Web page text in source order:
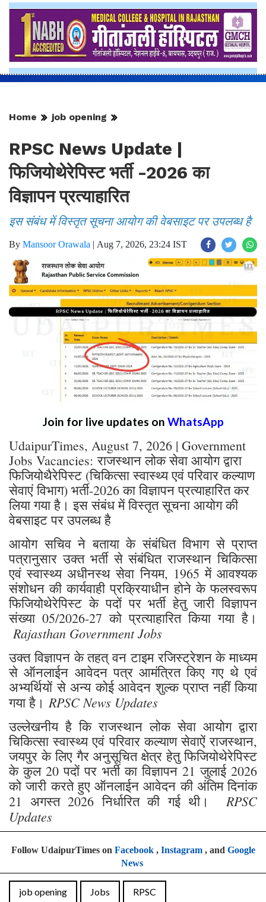
Home job opening
RPSC News Update |
फिजियोथेरेपिस्ट भर्ती -2026 का
विज्ञापन प्रत्याहारित
इस संबंध में विस्तृत सूचना आयोग की वेबसाइट पर उपलब्ध है
By Mansoor Orawala | Aug 7, 2026, 23:24 IST
Join for live updates on WhatsApp
UdaipurTimes, August 7, 2026 | Government
Jobs Vacancies: राजस्थान लोक सेवा आयोग द्वारा
फिजियोथैरेपिस्ट (चिकित्सा स्वास्थ्य एवं परिवार कल्याण
सेवाएं विभाग) भर्ती-2026 का विज्ञापन प्रत्याहारित कर
लिया गया है। इस संबंध में विस्तृत सूचना आयोग की
वेबसाइट पर उपलब्ध है
आयोग सचिव ने बताया के संबंधित विभाग से प्राप्त
पत्रानुसार उक्त भर्ती से संबंधित राजस्थान चिकित्सा
एवं स्वास्थ्य अधीनस्थ सेवा नियम, 1965 में आवश्यक
संशोधन की कार्यवाही प्रक्रियाधीन होने के फलस्वरूप
फिजियोथेरेपिस्ट के पदों पर भर्ती हेतु जारी विज्ञापन
संख्या 05/2026-27 को प्रत्याहारित किया गया है।
Rajasthan Government Jobs
उक्त विज्ञापन के तहत् वन टाइम रजिस्ट्रेशन के माध्यम
से ऑनलाईन आवेदन पत्र आमंत्रित किए गए थे एवं
अभ्यर्थियों से अन्य कोई आवेदन शुल्क प्राप्त नहीं किया
गया है। RPSC News Updates
उल्लेखनीय है कि राजस्थान लोक सेवा आयोग द्वारा
चिकित्सा स्वास्थ्य एवं परिवार कल्याण सेवाऐं राजस्थान,
जयपुर के लिए गैर अनुसूचित क्षेत्र हेतु फिजियोथेरेपिस्ट
के कुल 20 पदों पर भर्ती का विज्ञापन 21 जुलाई 2026
को जारी करते हुए ऑनलाईन आवेदन की अंतिम दिनांक
21 अगस्त 2026 निर्धारित की गई थी। RPSC
Updates
Follow UdaipurTimes on Facebook, Instagram, and Google
News
job opening Jobs RPSC